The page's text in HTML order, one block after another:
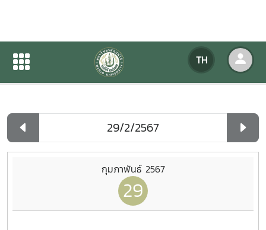
TH
ปฏิทินกิจกรรมของหน่วยงาน
ปฏิทินกิจกรรมของหน่วยงาน
กุมภาพันธ์ 2567
29